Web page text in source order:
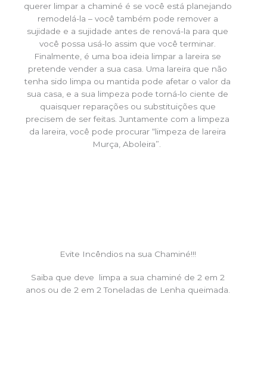
querer limpar a chaminé é se você está planejando
remodelá-la – você também pode remover a
sujidade e a sujidade antes de renová-la para que
você possa usá-lo assim que você terminar.
Finalmente, é uma boa ideia limpar a lareira se
pretende vender a sua casa. Uma lareira que não
tenha sido limpa ou mantida pode afetar o valor da
sua casa, e a sua limpeza pode torná-lo ciente de
quaisquer reparações ou substituições que
precisem de ser feitas. Juntamente com a limpeza
da lareira, você pode procurar “limpeza de lareira
Murça, Aboleira”.
Evite Incêndios na sua Chaminé!!!
Saiba que deve limpa a sua chaminé de 2 em 2
anos ou de 2 em 2 Toneladas de Lenha queimada.